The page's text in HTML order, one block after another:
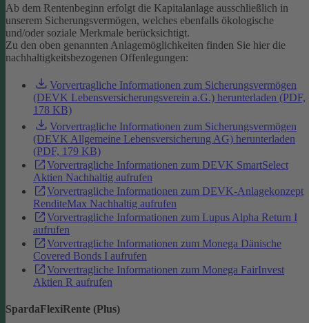
Ab dem Rentenbeginn erfolgt die Kapitalanlage ausschließlich in
unserem Sicherungsvermögen, welches ebenfalls ökologische
und/oder soziale Merkmale berücksichtigt.
Zu den oben genannten Anlagemöglichkeiten finden Sie hier die
nachhaltigkeitsbezogenen Offenlegungen:
Vorvertragliche Informationen zum Sicherungsvermögen
(DEVK Lebensversicherungsverein a.G.) herunterladen (PDF,
178 KB)
Vorvertragliche Informationen zum Sicherungsvermögen
(DEVK Allgemeine Lebensversicherung AG) herunterladen
(PDF, 179 KB)
Vorvertragliche Informationen zum DEVK SmartSelect
Aktien Nachhaltig aufrufen
Vorvertragliche Informationen zum DEVK-Anlagekonzept
RenditeMax Nachhaltig aufrufen
Vorvertragliche Informationen zum Lupus Alpha Return I
aufrufen
Vorvertragliche Informationen zum Monega Dänische
Covered Bonds I aufrufen
Vorvertragliche Informationen zum Monega FairInvest
Aktien R aufrufen
SpardaFlexiRente (Plus)